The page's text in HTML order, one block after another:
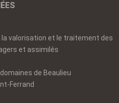
la valorisation et le traitement des
et assimilés
de Beaulieu
Ferrand